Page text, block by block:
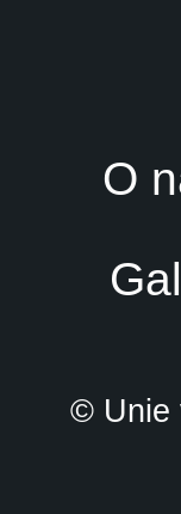
O
© Unie